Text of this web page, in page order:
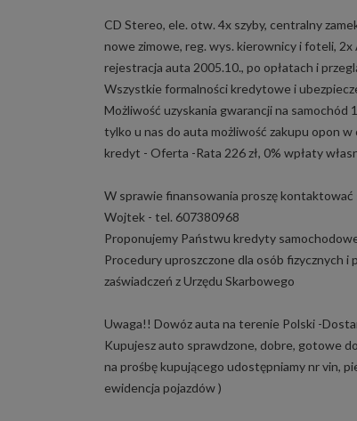
CD Stereo, ele. otw. 4x szyby, centralny
nowe zimowe, reg. wys. kierownicy i foteli, 2x
rejestracja auta 2005.10., po opłatach i
Wszystkie formalności kredytowe i
Możliwość uzyskania gwarancji na samochód
tylko u nas do auta możliwość zakupu opon
kredyt - Oferta -Rata 226 zł, 0% wpłaty
W sprawie finansowania proszę kontaktować
Wojtek - tel. 607380968
Proponujemy Państwu kredyty
Procedury uproszczone dla osób fizycznych i
zaświadczeń z Urzędu Skarbowego
Uwaga!! Dowóz auta na terenie Polski -
Kupujesz auto sprawdzone, dobre, gotowe
na prośbę kupującego udostępniamy nr vin,
ewidencja pojazdów )